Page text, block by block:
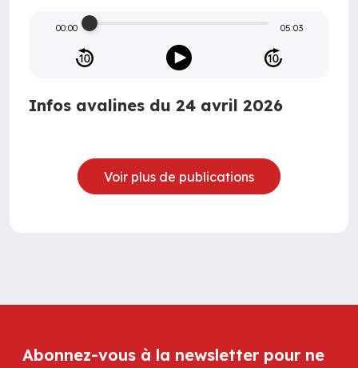
00:00 05:03
Infos avalines du 24 avril 2026
Voir plus de publications
Abonnez-vous à la newsletter pour ne